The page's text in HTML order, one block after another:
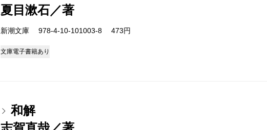
夏目漱石／著
新潮文庫 978-4-10-101003-8 473円
文庫電子書籍あり
和解